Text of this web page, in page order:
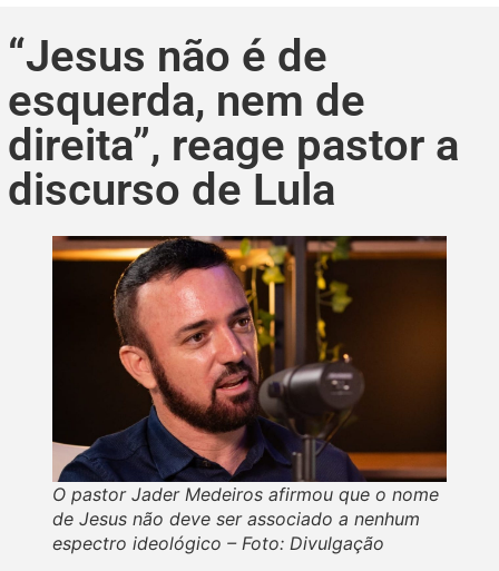
“Jesus não é de
esquerda, nem de
direita”, reage pastor a
discurso de Lula
O pastor Jader Medeiros afirmou que o nome
de Jesus não deve ser associado a nenhum
espectro ideológico – Foto: Divulgação